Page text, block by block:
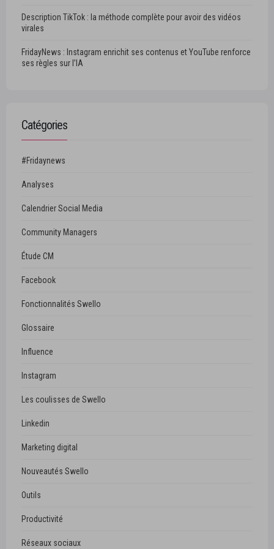
Description TikTok : la méthode complète pour avoir des vidéos
virales
FridayNews : Instagram enrichit ses contenus et YouTube renforce
ses règles sur l’IA
Catégories
#Fridaynews
Analyses
Calendrier Social Media
Community Managers
Étude CM
Facebook
Fonctionnalités Swello
Glossaire
Influence
Instagram
Les coulisses de Swello
Linkedin
Marketing digital
Nouveautés Swello
Outils
Productivité
Réseaux sociaux